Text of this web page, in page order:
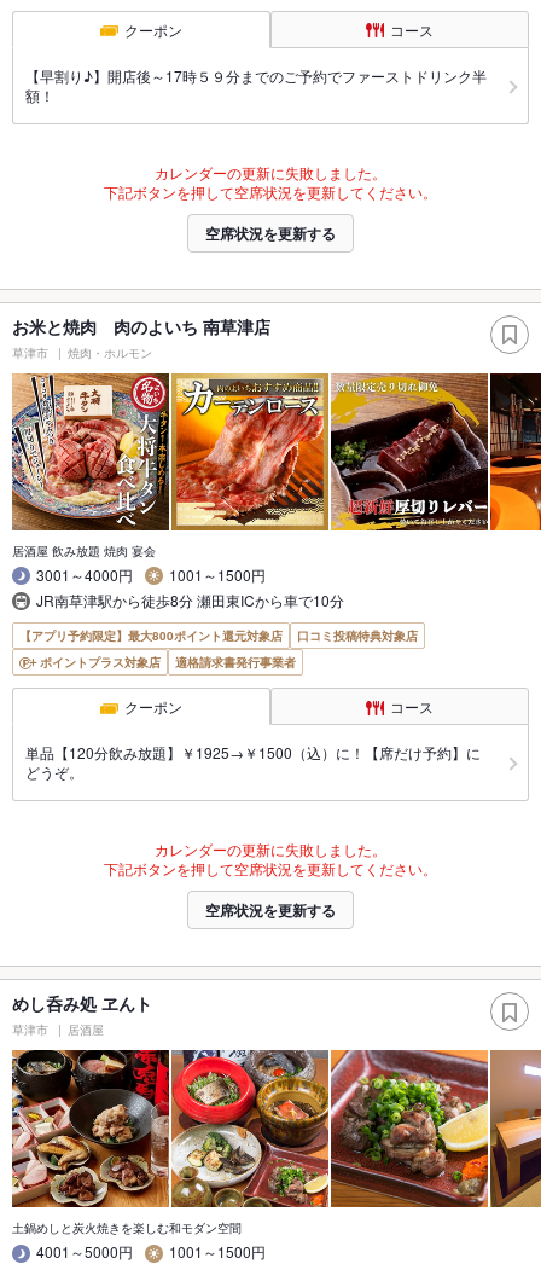
クーポン コース
【早割り♪】開店後～17時５９分までのご予約でファーストドリンク半
額！
カレンダーの更新に失敗しました。
下記ボタンを押して空席状況を更新してください。
空席状況を更新する
お米と焼肉 肉のよいち 南草津店
草津市 焼肉・ホルモン
居酒屋 飲み放題 焼肉 宴会
3001～4000円
1001～1500円
JR南草津駅から徒歩8分 瀬田東ICから車で10分
【アプリ予約限定】最大800ポイント還元対象店
口コミ投稿特典対象店
ポイントプラス対象店
適格請求書発行事業者
クーポン コース
単品【120分飲み放題】￥1925→￥1500（込）に！【席だけ予約】に
どうぞ。
カレンダーの更新に失敗しました。
下記ボタンを押して空席状況を更新してください。
空席状況を更新する
めし呑み処 ヱんト
草津市 居酒屋
土鍋めしと炭火焼きを楽しむ和モダン空間
4001～5000円
1001～1500円